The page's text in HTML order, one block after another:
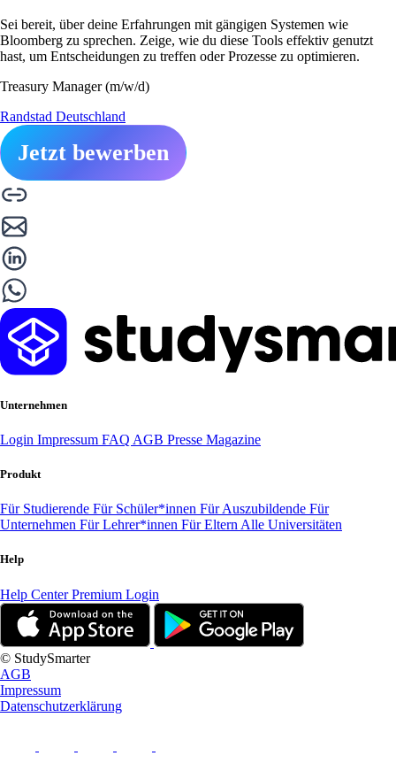
Sei bereit, über deine Erfahrungen mit gängigen Systemen wie
Bloomberg zu sprechen. Zeige, wie du diese Tools effektiv genutzt
hast, um Entscheidungen zu treffen oder Prozesse zu optimieren.
Treasury Manager (m/w/d)
Randstad Deutschland
Jetzt bewerben
Unternehmen
Login Impressum FAQ AGB Presse Magazine
Produkt
Für Studierende Für Schüler*innen Für Auszubildende Für
Unternehmen Für Lehrer*innen Für Eltern Alle Universitäten
Help
Help CenterPremium Login
© StudySmarter
AGB
Impressum
Datenschutzerklärung